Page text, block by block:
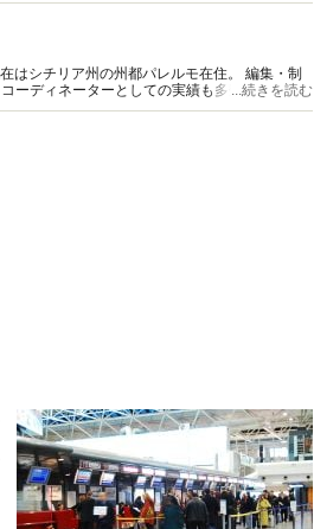
はシチリア州の州都パレルモ在住。 編集・制
ーディネーターとしての実績も多数。現地通
通訳。
...続きを読む